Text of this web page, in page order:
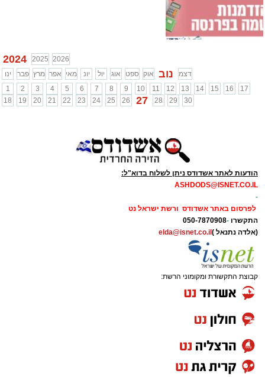
2024 2025 2026
ינו
פבר מרץ אפר מאי יונ יול אוג ספט אוק נוב
דצמ
1
2 3 4 5 6 7 8 9 10 11 12 13 14 15 16
17
18
19 20 21 22 23 24 25 26 27 28 29 30
הודעות לאתר אשדודס ניתן לשלוח בדוא"ל:
ASHDODS@ISNET.CO.IL
-
לפרסום באתר אשדודס ורשת ישראל נט
התקשרו -
050-7870908
(אלדה נתנאל ) elda@isnet.co.il
קבוצת התקשורת ומקומוני הרשת: